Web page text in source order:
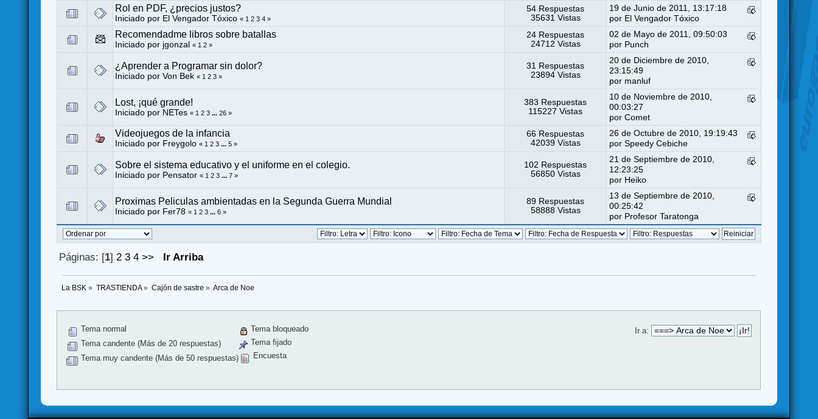
Rol en PDF, ¿precios justos?
Iniciado por El Vengador Tóxico « 1 2 3 4 »
54 Respuestas
35631 Vistas
19 de Junio de 2011, 13:17:18
por El Vengador Tóxico
Recomendadme libros sobre batallas
Iniciado por jgonzal « 1 2 »
24 Respuestas
24712 Vistas
02 de Mayo de 2011, 09:50:03
por Punch
¿Aprender a Programar sin dolor?
Iniciado porVon Bek « 1 2 3 »
31 Respuestas
23894 Vistas
20 de Diciembre de 2010,
23:15:49
por manluf
Lost, ¡qué grande!
Iniciado por NETes « 1 2 3 ...26 »
383 Respuestas
115227 Vistas
10 de Noviembre de 2010,
00:03:27
porComet
Videojuegos de la infancia
Iniciado por Freygolo« 1 2 3 ...5 »
66 Respuestas
42039 Vistas
26 de Octubre de 2010, 19:19:43
porSpeedy Cebiche
Sobre el sistema educativo y el uniforme en el colegio.
Iniciado por Pensator « 1 2 3 ...7 »
102 Respuestas
56850 Vistas
21 de Septiembre de 2010,
12:23:25
por Heiko
Proximas Peliculas ambientadas en la Segunda Guerra Mundial
Iniciado por Fer78 « 1 2 3 ...6 »
89 Respuestas
58888 Vistas
13 de Septiembre de 2010,
00:25:42
por Profesor Taratonga
Páginas: [1] 2 3 4 >> Ir Arriba
La BSK » TRASTIENDA» Cajón de sastre » Arca de Noe
Ir a:
Tema normal
Tema candente (Más de 20 respuestas)
Tema muy candente (Más de 50 respuestas)
Tema bloqueado
Tema fijado
Encuesta